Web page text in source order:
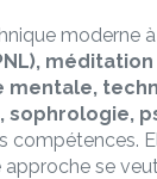
moderne
mentale,
sophrologie,
compétences.
se